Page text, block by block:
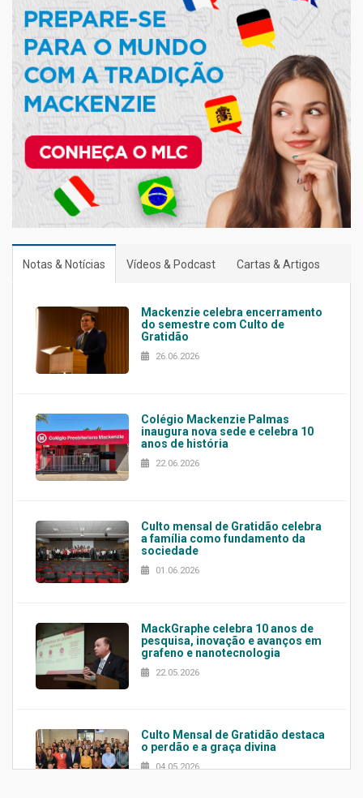
Notas & Notícias Vídeos & Podcast Cartas & Artigos
Mackenzie celebra encerramento
do semestre com Culto de
Gratidão
26.06.2026
Colégio Mackenzie Palmas
inaugura nova sede e celebra 10
anos de história
22.06.2026
Culto mensal de Gratidão celebra
a família como fundamento da
sociedade
01.06.2026
MackGraphe celebra 10 anos de
pesquisa, inovação e avanços em
grafeno e nanotecnologia
22.05.2026
Culto Mensal de Gratidão destaca
o perdão e a graça divina
04.05.2026